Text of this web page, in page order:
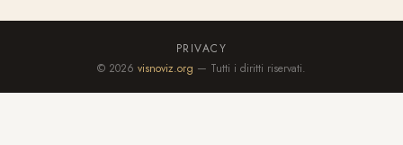
PRIVACY
© 2026 visnoviz.org — Tutti i diritti riservati.